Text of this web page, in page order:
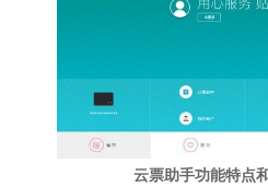
云票助手功能特点